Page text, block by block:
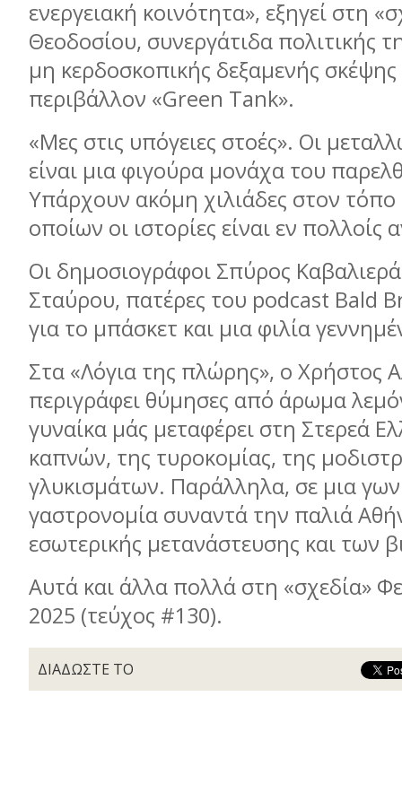
ενεργειακή κοινότητα», εξηγεί στη
Θεοδοσίου, συνεργάτιδα πολιτικής
μη κερδοσκοπικής δεξαμενής σκέψης
περιβάλλον «Green Tank».
«Μες στις υπόγειες στοές». Οι
είναι μια φιγούρα μονάχα του
Υπάρχουν ακόμη χιλιάδες στον
οποίων οι ιστορίες είναι εν πολλοίς
Oι δημοσιογράφοι Σπύρος
Σταύρου, πατέρες του podcast Bald
για το μπάσκετ και μια φιλία
Στα «Λόγια της πλώρης», ο Χρήστος
περιγράφει θύμησες από άρωμα
γυναίκα μάς μεταφέρει στη Στερεά
καπνών, της τυροκομίας, της
γλυκισμάτων. Παράλληλα, σε μια
γαστρονομία συναντά την παλιά
εσωτερικής μετανάστευσης και των
Αυτά και άλλα πολλά στη «σχεδία»
2025 (τεύχος #130).
ΔΙΑΔΩΣΤΕ ΤΟ